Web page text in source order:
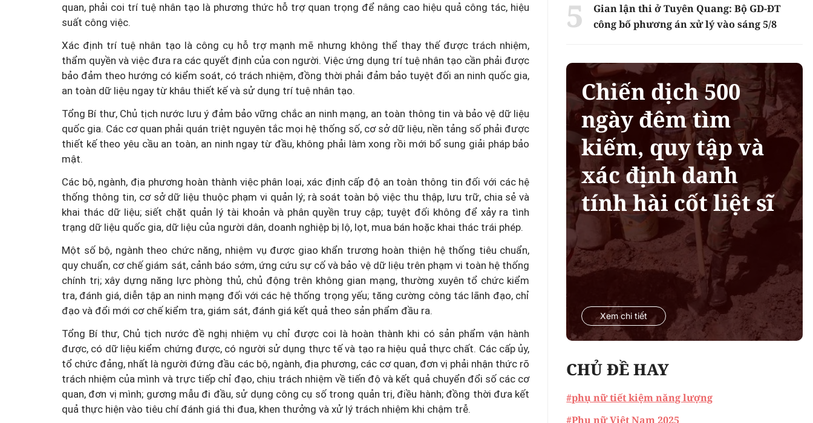
quan, phải coi trí tuệ nhân tạo là phương thức hỗ trợ quan trọng để nâng cao hiệu quả công tác, hiệu
suất công việc.
Xác định trí tuệ nhân tạo là công cụ hỗ trợ mạnh mẽ nhưng không thể thay thế được trách nhiệm,
thẩm quyền và việc đưa ra các quyết định của con người. Việc ứng dụng trí tuệ nhân tạo cần phải được
bảo đảm theo hướng có kiểm soát, có trách nhiệm, đồng thời phải đảm bảo tuyệt đối an ninh quốc gia,
an toàn dữ liệu ngay từ khâu thiết kế và sử dụng trí tuệ nhân tạo.
Tổng Bí thư, Chủ tịch nước lưu ý đảm bảo vững chắc an ninh mạng, an toàn thông tin và bảo vệ dữ liệu
quốc gia. Các cơ quan phải quán triệt nguyên tắc mọi hệ thống số, cơ sở dữ liệu, nền tảng số phải được
thiết kế theo yêu cầu an toàn, an ninh ngay từ đầu, không phải làm xong rồi mới bổ sung giải pháp bảo
mật.
Các bộ, ngành, địa phương hoàn thành việc phân loại, xác định cấp độ an toàn thông tin đối với các hệ
thống thông tin, cơ sở dữ liệu thuộc phạm vi quản lý; rà soát toàn bộ việc thu thập, lưu trữ, chia sẻ và
khai thác dữ liệu; siết chặt quản lý tài khoản và phân quyền truy cập; tuyệt đối không để xảy ra tình
trạng dữ liệu quốc gia, dữ liệu của người dân, doanh nghiệp bị lộ, lọt, mua bán hoặc khai thác trái phép.
Một số bộ, ngành theo chức năng, nhiệm vụ được giao khẩn trương hoàn thiện hệ thống tiêu chuẩn,
quy chuẩn, cơ chế giám sát, cảnh báo sớm, ứng cứu sự cố và bảo vệ dữ liệu trên phạm vi toàn hệ thống
chính trị; xây dựng năng lực phòng thủ, chủ động trên không gian mạng, thường xuyên tổ chức kiểm
tra, đánh giá, diễn tập an ninh mạng đối với các hệ thống trọng yếu; tăng cường công tác lãnh đạo, chỉ
đạo và đổi mới cơ chế kiểm tra, giám sát, đánh giá kết quả theo sản phẩm đầu ra.
Tổng Bí thư, Chủ tịch nước đề nghị nhiệm vụ chỉ được coi là hoàn thành khi có sản phẩm vận hành
được, có dữ liệu kiểm chứng được, có người sử dụng thực tế và tạo ra hiệu quả thực chất. Các cấp ủy,
tổ chức đảng, nhất là người đứng đầu các bộ, ngành, địa phương, các cơ quan, đơn vị phải nhận thức rõ
trách nhiệm của mình và trực tiếp chỉ đạo, chịu trách nhiệm về tiến độ và kết quả chuyển đổi số các cơ
quan, đơn vị mình; gương mẫu đi đầu, sử dụng công cụ số trong quản trị, điều hành; đồng thời đưa kết
quả thực hiện vào tiêu chí đánh giá thi đua, khen thưởng và xử lý trách nhiệm khi chậm trễ.
Gian lận thi ở Tuyên Quang: Bộ GD-ĐT
công bố phương án xử lý vào sáng 5/8
Chiến dịch 500
ngày đêm tìm
kiếm, quy tập và
xác định danh
tính hài cốt liệt sĩ
Xem chi tiết
CHỦ ĐỀ HAY
#phụ nữ tiết kiệm năng lượng
#Phụ nữ Việt Nam 2025